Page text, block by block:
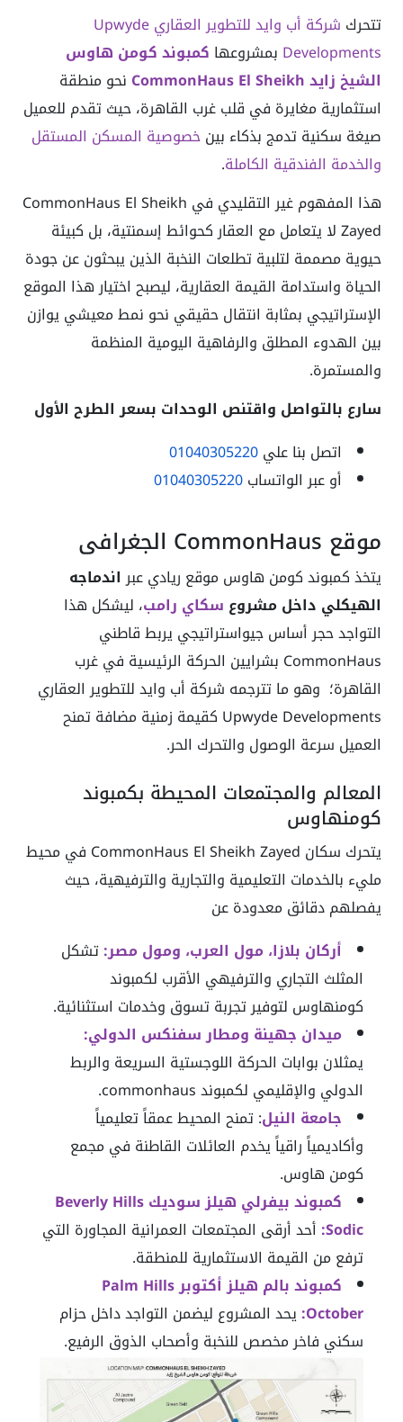
تتحرك شركة أب وايد للتطوير العقاريUpwyde
Developments بمشروعها كمبوند كومن هاوس
الشيخ زايد CommonHaus El Sheikh
نحو منطقة
استثمارية مغايرة في قلب غرب القاهرة، حيث تقدم للعميل
صيغة سكنية تدمج بذكاء بينخصوصية المسكن المستقل
والخدمة الفندقية الكاملة.
هذا المفهوم غير التقليدي في CommonHaus El Sheikh
Zayed لا يتعامل مع العقار كحوائط إسمنتية، بل كبيئة
حيوية مصممة لتلبية تطلعات النخبة الذين يبحثون عن جودة
الحياة واستدامة القيمة العقارية، ليصبح اختيار هذا الموقع
الإستراتيجي بمثابة انتقال حقيقي نحو نمط معيشي يوازن
بين الهدوء المطلق والرفاهية اليومية المنظمة
والمستمرة.
سارع بالتواصل واقتنص الوحدات بسعر الطرح الأول
اتصل بنا علي01040305220
أو عبر الواتساب01040305220
موقع CommonHaus الجغرافي
يتخذ كمبوند كومن هاوس موقع ريادي عبراندماجه
الهيكلي داخل مشروع سكاي رامب، ليشكل هذا
التواجد حجر أساس جيواستراتيجي يربط قاطني
CommonHaus بشرايين الحركة الرئيسية في غرب
القاهرة؛ وهو ما تترجمه شركة أب وايد للتطوير العقاري
Upwyde Developments كقيمة زمنية مضافة تمنح
العميل سرعة الوصول والتحرك الحر.
المعالم والمجتمعات المحيطة بكمبوند
كومنهاوس
يتحرك سكان CommonHaus El Sheikh Zayed في محيط
مليء بالخدمات التعليمية والتجارية والترفيهية، حيث
يفصلهم دقائق معدودة عن
أركان بلازا، مول العرب، ومول مصر:تشكل
المثلث التجاري والترفيهي الأقرب لكمبوند
كومنهاوس لتوفير تجربة تسوق وخدمات استثنائية.
ميدان جهينة ومطار سفنكس الدولي:
يمثلان بوابات الحركة اللوجستية السريعة والربط
الدولي والإقليمي لكمبوند commonhaus.
جامعة النيل: تمنح المحيط عمقاً تعليمياً
وأكاديمياً راقياً يخدم العائلات القاطنة في مجمع
كومن هاوس.
كمبوند بيفرلي هيلز سوديك Beverly Hills
Sodic: أحد أرقى المجتمعات العمرانية المجاورة التي
ترفع من القيمة الاستثمارية للمنطقة.
كمبوند بالم هيلز أكتوبر Palm Hills
October: يحد المشروع ليضمن التواجد داخل حزام
سكني فاخر مخصص للنخبة وأصحاب الذوق الرفيع.